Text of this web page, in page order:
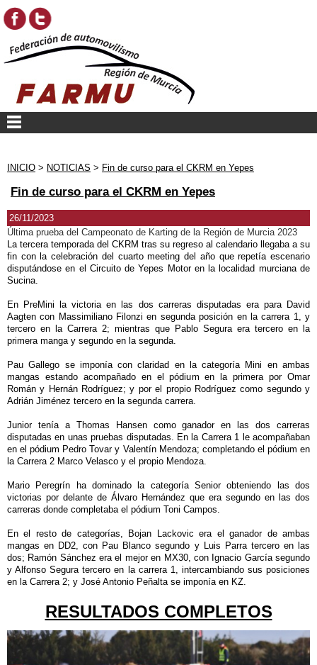
INICIO > NOTICIAS > Fin de curso para el CKRM en Yepes
Fin de curso para el CKRM en Yepes
26/11/2023
Última prueba del Campeonato de Karting de la Región de Murcia 2023
La tercera temporada del CKRM tras su regreso al calendario llegaba a su
fin con la celebración del cuarto meeting del año que repetía escenario
disputándose en el Circuito de Yepes Motor en la localidad murciana de
Sucina.
En PreMini la victoria en las dos carreras disputadas era para David
Aagten con Massimiliano Filonzi en segunda posición en la carrera 1, y
tercero en la Carrera 2; mientras que Pablo Segura era tercero en la
primera manga y segundo en la segunda.
Pau Gallego se imponía con claridad en la categoría Mini en ambas
mangas estando acompañado en el pódium en la primera por Omar
Román y Hernán Rodríguez; y por el propio Rodríguez como segundo y
Adrián Jiménez tercero en la segunda carrera.
Junior tenía a Thomas Hansen como ganador en las dos carreras
disputadas en unas pruebas disputadas. En la Carrera 1 le acompañaban
en el pódium Pedro Tovar y Valentín Mendoza; completando el pódium en
la Carrera 2 Marco Velasco y el propio Mendoza.
Mario Peregrín ha dominado la categoría Senior obteniendo las dos
victorias por delante de Álvaro Hernández que era segundo en las dos
carreras donde completaba el pódium Toni Campos.
En el resto de categorías, Bojan Lackovic era el ganador de ambas
mangas en DD2, con Pau Blanco segundo y Luis Parra tercero en las
dos; Ramón Sánchez era el mejor en MX30, con Ignacio García segundo
y Alfonso Segura tercero en la carrera 1, intercambiando sus posiciones
en la Carrera 2; y José Antonio Peñalta se imponía en KZ.
RESULTADOS COMPLETOS